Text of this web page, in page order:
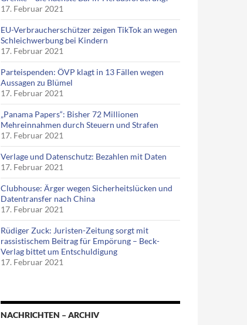
17. Februar 2021
EU-Verbraucherschützer zeigen TikTok an wegen
Schleichwerbung bei Kindern
17. Februar 2021
Parteispenden: ÖVP klagt in 13 Fällen wegen
Aussagen zu Blümel
17. Februar 2021
„Panama Papers“: Bisher 72 Millionen
Mehreinnahmen durch Steuern und Strafen
17. Februar 2021
Verlage und Datenschutz: Bezahlen mit Daten
17. Februar 2021
Clubhouse: Ärger wegen Sicherheitslücken und
Datentransfer nach China
17. Februar 2021
Rüdiger Zuck: Juristen-Zeitung sorgt mit
rassistischem Beitrag für Empörung – Beck-
Verlag bittet um Entschuldigung
17. Februar 2021
NACHRICHTEN – ARCHIV